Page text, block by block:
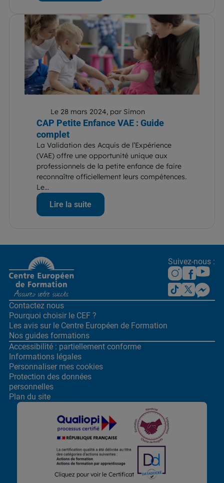
Le 28 mars 2024, par Simon
CAP Petite Enfance VAE : Guide
complet
La Validation des Acquis de l’Expérience
(VAE) offre une opportunité unique aux
professionnels de la petite enfance de faire
reconnaître officiellement leurs compétences.
Le...
Lire la suite
Suivez-nous :
Cliquez pour voir le Certificat
Contactez nous
Pourquoi choisir le CEF ?
Les avis sur le Centre Européen de Formation
Nos guides formations
Accessibilité : partiellement conforme
Informations légales
Personnaliser mes cookies
Protection des données
personnelles
Plan du site
Lors de la navigation sur notre site, nous recueillons et traitons
des données vous concernant qui nous permettent de vous